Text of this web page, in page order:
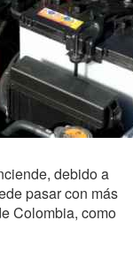
debido a
pasar con más
Colombia, como